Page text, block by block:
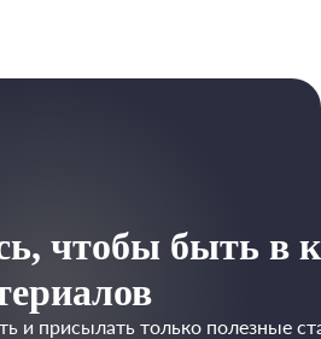
чтобы быть в
и присылать только полезные